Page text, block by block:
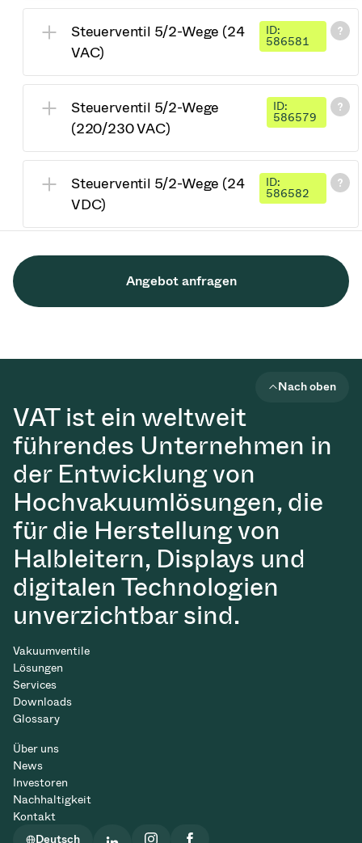
Steuerventil 5/2-Wege (24
VAC)
ID:
586581
Steuerventil 5/2-Wege
(220/230 VAC)
ID:
586579
Steuerventil 5/2-Wege (24
VDC)
ID:
586582
Angebot anfragen
VAT ist ein weltweit
führendes Unternehmen in
der Entwicklung von
Hochvakuumlösungen, die
für die Herstellung von
Halbleitern, Displays und
digitalen Technologien
unverzichtbar sind.
Nach oben
Vakuumventile
Lösungen
Services
Downloads
Glossary
Über uns
News
Investoren
Nachhaltigkeit
Kontakt
Deutsch